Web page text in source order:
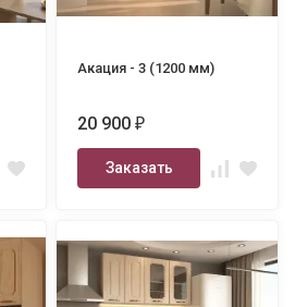
Акация - 3 (1200 мм)
20 900₽
Заказать